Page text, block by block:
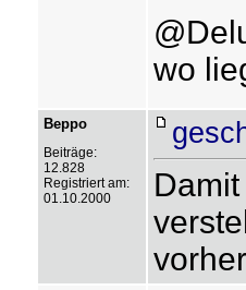
wo
Beppo
Beiträge:
12.828
Registriert am:
01.10.2000